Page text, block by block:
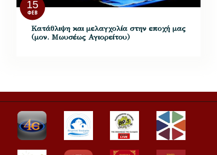
15
ΦΕΒ
Κατάθλιψη και μελαγχολία στην εποχή μας
(μον. Μωυσέως Αγιορείτου)